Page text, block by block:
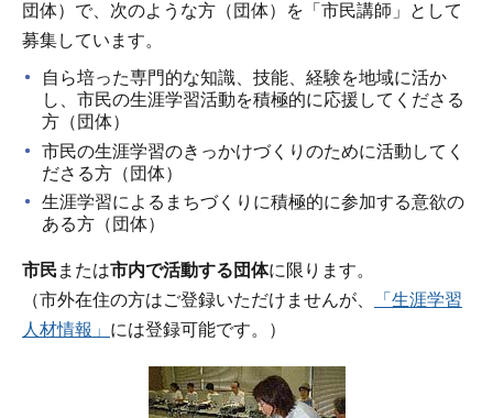
団体）で、次のような方（団体）を「市民講師」として
募集しています。
自ら培った専門的な知識、技能、経験を地域に活か
し、市民の生涯学習活動を積極的に応援してくださる
方（団体）
市民の生涯学習のきっかけづくりのために活動してく
ださる方（団体）
生涯学習によるまちづくりに積極的に参加する意欲の
ある方（団体）
市民または市内で活動する団体に限ります。
（市外在住の方はご登録いただけませんが、
「生涯学習
人材情報」 には登録可能です。）